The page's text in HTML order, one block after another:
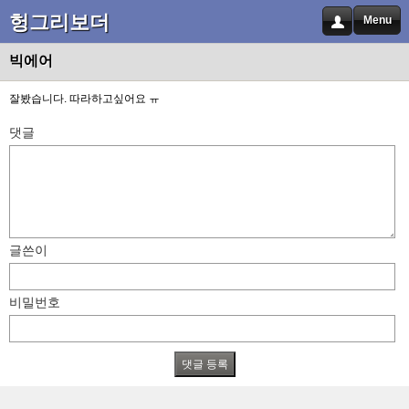
헝그리보더 Menu
빅에어
잘봤습니다. 따라하고싶어요 ㅠ
댓글
글쓴이
비밀번호